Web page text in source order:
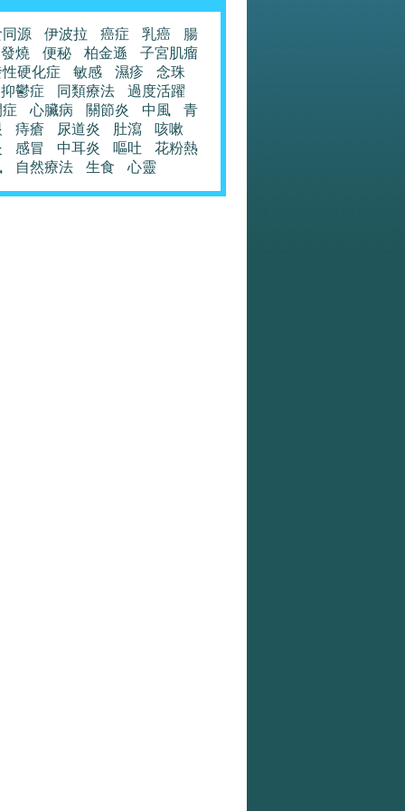
源 伊波拉 癌症 乳癌
腸
發燒
便秘 柏金遜
子宮肌瘤
硬化症
敏感 濕疹
念珠
抑鬱症
同類療法
過度活躍
心臟病 關節炎 中風
青
痔瘡 尿道炎 肚瀉
咳嗽
感冒 中耳炎 嘔吐
花粉熱
自然療法 生食 心靈